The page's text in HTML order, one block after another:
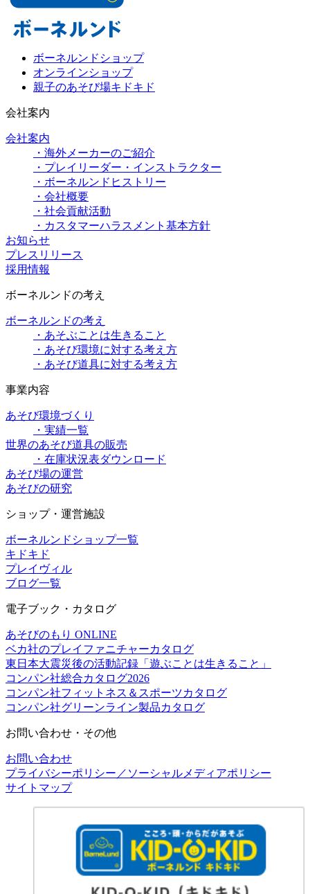
ボーネルンドショップ
オンラインショップ
親子のあそび場キドキド
会社案内
会社案内
・海外メーカーのご紹介
・プレイリーダー・インストラクター
・ボーネルンドヒストリー
・会社概要
・社会貢献活動
・カスタマーハラスメント基本方針
お知らせ
プレスリリース
採用情報
ボーネルンドの考え
ボーネルンドの考え
・あそぶことは生きること
・あそび環境に対する考え方
・あそび道具に対する考え方
事業内容
あそび環境づくり
・実績一覧
世界のあそび道具の販売
・在庫状況表ダウンロード
あそび場の運営
あそびの研究
ショップ・運営施設
ボーネルンドショップ一覧
キドキド
プレイヴィル
ブログ一覧
電子ブック・カタログ
あそびのもり ONLINE
ベカ社のプレイファニチャーカタログ
東日本大震災後の活動記録「遊ぶことは生きること」
コンパン社総合カタログ2026
コンパン社フィットネス＆スポーツカタログ
コンパン社グリーンライン製品カタログ
お問い合わせ・その他
お問い合わせ
プライバシーポリシー／ソーシャルメディアポリシー
サイトマップ